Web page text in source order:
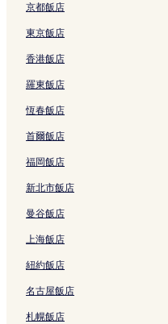
京都飯店
東京飯店
香港飯店
羅東飯店
恆春飯店
首爾飯店
福岡飯店
新北市飯店
曼谷飯店
上海飯店
紐約飯店
名古屋飯店
札幌飯店